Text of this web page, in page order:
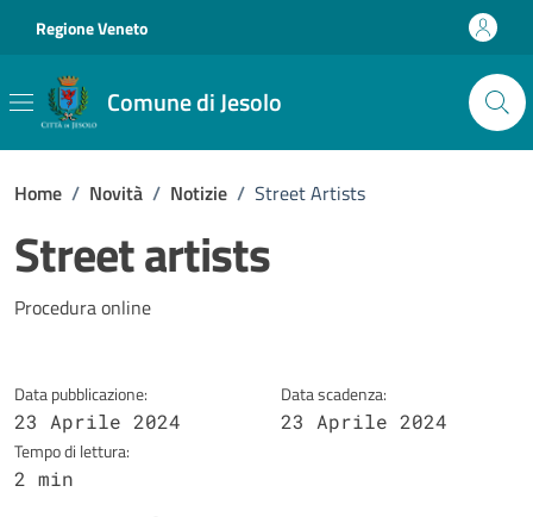
Regione Veneto
Comune di Jesolo
Home / Novità / Notizie / Street Artists
Street artists
Dettagli della notizia
Procedura online
Data pubblicazione:
23 Aprile 2024
Data scadenza:
23 Aprile 2024
Tempo di lettura:
2 min